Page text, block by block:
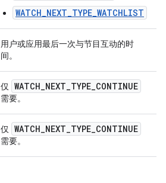
WATCH_NEXT_TYPE_WATCHLIST
用户或应用最后一次与节目互动的时
间。
仅 WATCH_NEXT_TYPE_CONTINUE
需要。
仅 WATCH_NEXT_TYPE_CONTINUE
需要。